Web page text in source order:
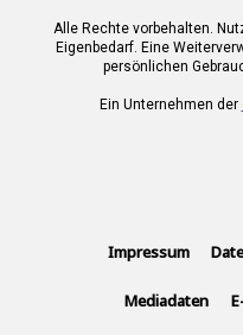
Alle Rechte vorbehalten.
Eigenbedarf. Eine
persönlichen
Ein Unternehmen der
Impressum
Mediadaten